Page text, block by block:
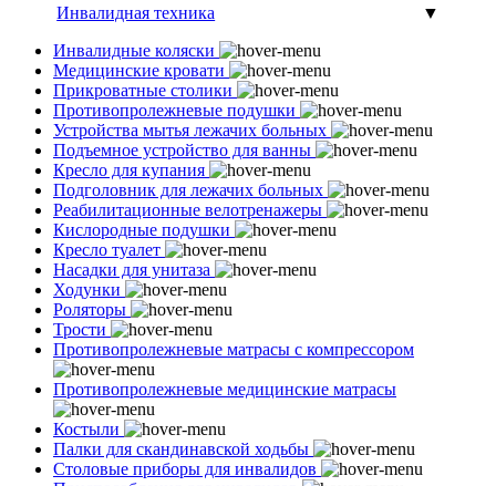
Инвалидная техника
▼
Инвалидные коляски
Медицинские кровати
Прикроватные столики
Противопролежневые подушки
Устройства мытья лежачих больных
Подъемное устройство для ванны
Кресло для купания
Подголовник для лежачих больных
Реабилитационные велотренажеры
Кислородные подушки
Кресло туалет
Насадки для унитаза
Ходунки
Роляторы
Трости
Противопролежневые матрасы с компрессором
Противопролежневые медицинские матрасы
Костыли
Палки для скандинавской ходьбы
Столовые приборы для инвалидов